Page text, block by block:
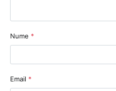
Nume *
Email *